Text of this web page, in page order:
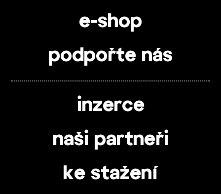
e-shop
podpořte nás
inzerce
naši partneři
ke stažení